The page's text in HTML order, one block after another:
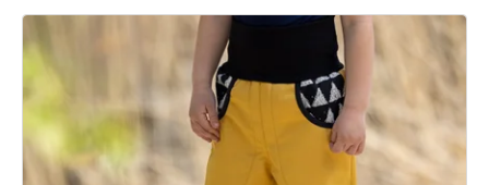
V
ý
p
i
s
p